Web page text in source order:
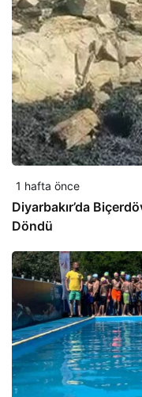
1 hafta önce
Diyarbakır’da
Döndü